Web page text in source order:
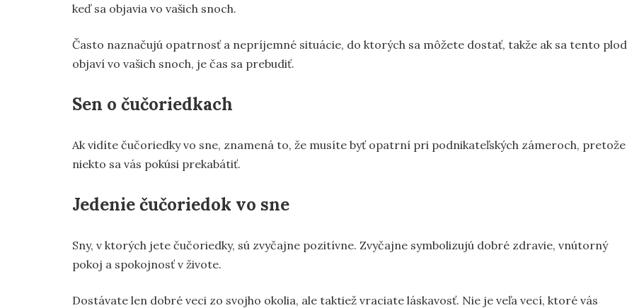
keď sa objavia vo vašich snoch.
Často naznačujú opatrnosť a nepríjemné situácie, do ktorých sa môžete dostať, takže ak sa tento plod
objaví vo vašich snoch, je čas sa prebudiť.
Sen o čučoriedkach
Ak vidíte čučoriedky vo sne, znamená to, že musíte byť opatrní pri podnikateľských zámeroch, pretože
niekto sa vás pokúsi prekabátiť.
Jedenie čučoriedok vo sne
Sny, v ktorých jete čučoriedky, sú zvyčajne pozitívne. Zvyčajne symbolizujú dobré zdravie, vnútorný
pokoj a spokojnosť v živote.
Dostávate len dobré veci zo svojho okolia, ale taktiež vraciate láskavosť. Nie je veľa vecí, ktoré vás